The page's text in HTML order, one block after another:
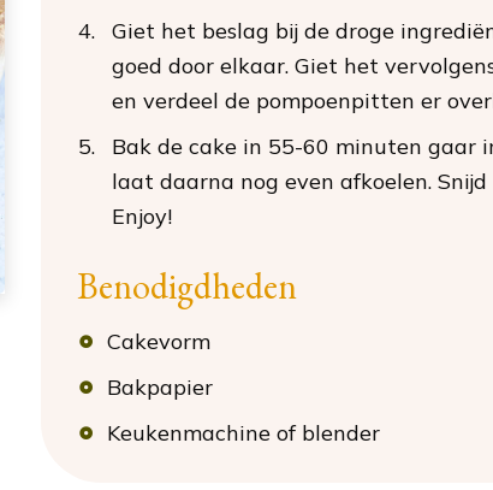
Giet het beslag bij de droge
goed door elkaar. Giet het
en verdeel de pompoenpitten er
Bak de cake in 55-60 minuten gaar
laat daarna nog even afkoelen.
Enjoy!
Benodigdheden
Cakevorm
Bakpapier
Keukenmachine of blender